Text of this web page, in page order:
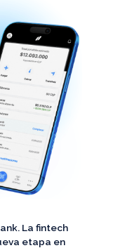
La fintech
etapa en